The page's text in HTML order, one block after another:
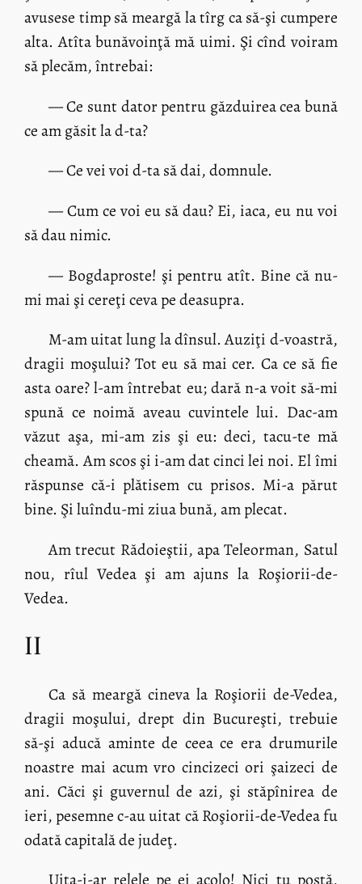
avusese timp să meargă la tîrg ca să-şi cumpere
alta. Atîta bunăvoinţă mă uimi. Şi cînd voiram
să plecăm, întrebai:
— Ce sunt dator pentru găzduirea cea bună
ce am găsit la d-ta?
— Ce vei voi d-ta să dai, domnule.
— Cum ce voi eu să dau? Ei, iaca, eu nu voi
să dau nimic.
— Bogdaproste! şi pentru atît. Bine că nu-
mi mai şi cereţi ceva pe deasupra.
M-am uitat lung la dînsul. Auziţi d-voastră,
dragii moşului? Tot eu să mai cer. Ca ce să fie
asta oare? l-am întrebat eu; dară n-a voit să-mi
spună ce noimă aveau cuvintele lui. Dac-am
văzut aşa, mi-am zis şi eu: deci, tacu-te mă
cheamă. Am scos şi i-am dat cinci lei noi. El îmi
răspunse că-i plătisem cu prisos. Mi-a părut
bine. Şi luîndu-mi ziua bună, am plecat.
Am trecut Rădoieştii, apa Teleorman, Satul
nou, rîul Vedea şi am ajuns la Roşiorii-de-
Vedea.
II
Ca să meargă cineva la Roşiorii de-Vedea,
dragii moşului, drept din Bucureşti, trebuie
să-şi aducă aminte de ceea ce era drumurile
noastre mai acum vro cincizeci ori şaizeci de
ani. Căci şi guvernul de azi, şi stăpînirea de
ieri, pesemne c-au uitat că Roşiorii-de-Vedea fu
odată capitală de judeţ.